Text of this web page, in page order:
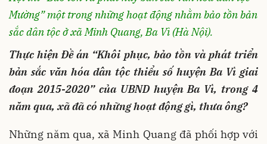
Mường” một trong những hoạt động nhằm bảo tồn bản
sắc dân tộc ở xã Minh Quang, Ba Vì (Hà Nội).
Thực hiện Đề án “Khôi phục, bảo tồn và phát triển
bản sắc văn hóa dân tộc thiểu số huyện Ba Vì giai
đoạn 2015-2020” của UBND huyện Ba Vì, trong 4
năm qua, xã đã có những hoạt động gì, thưa ông?
Những năm qua, xã Minh Quang đã phối hợp với